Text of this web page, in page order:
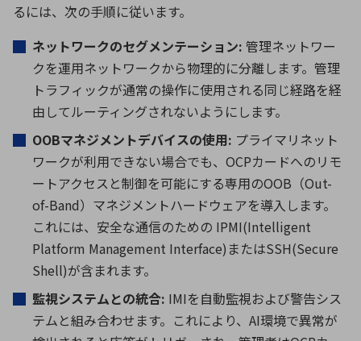
るには、次の手順に従います。
ネットワークのセグメンテーション: 管理ネットワー
クを運用ネットワークから物理的に分離します。管理
トラフィックが通常の操作に使用される同じ経路を経
由してルーティングされないようにします。
OOBマネジメントデバイスの使用: プライマリネット
ワークが利用できない場合でも、OCPカードへのリモ
ートアクセスと制御を可能にする専用のOOB（Out-
of-Band）マネジメントハードウェアを導入します。
これには、安全な通信のための IPMI(Intelligent
Platform Management Interface)またはSSH(Secure
Shell)が含まれます。
監視システムとの統合: IMIを自動監視および警告シス
テムと組み合わせます。これにより、AI環境で異常が